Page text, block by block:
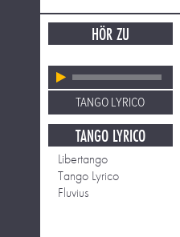
HÖR ZU
TANGO LYRICO
TANGO LYRICO
Libertango
Tango Lyrico
Fluvius